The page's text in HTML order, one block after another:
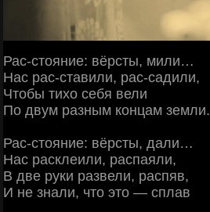
Рас-стояние: вёрсты, мили…
Нас рас-ставили, рас-садили,
Чтобы тихо себя вели
По двум разным концам земли.
Рас-стояние: вёрсты, дали…
Нас расклеили, распаяли,
В две руки развели, распяв,
И не знали, что это — сплав